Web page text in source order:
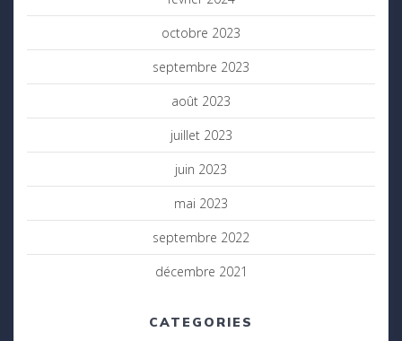
octobre 2023
septembre 2023
août 2023
juillet 2023
juin 2023
mai 2023
septembre 2022
décembre 2021
CATEGORIES